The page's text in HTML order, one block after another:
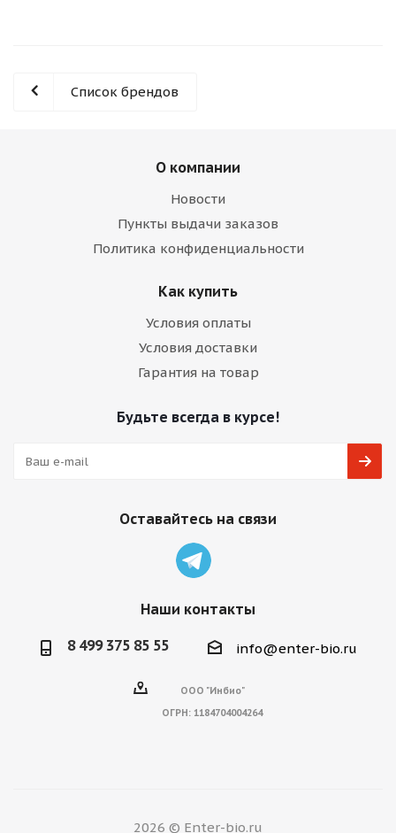
Список брендов
О компании
Новости
Пункты выдачи заказов
Политика конфиденциальности
Как купить
Условия оплаты
Условия доставки
Гарантия на товар
Будьте всегда в курсе!
Оставайтесь на связи
Наши контакты
8 499 375 85 55 info@enter-bio.ru
ООО "Инбио"
ОГРН: 1184704004264
2026 © Enter-bio.ru